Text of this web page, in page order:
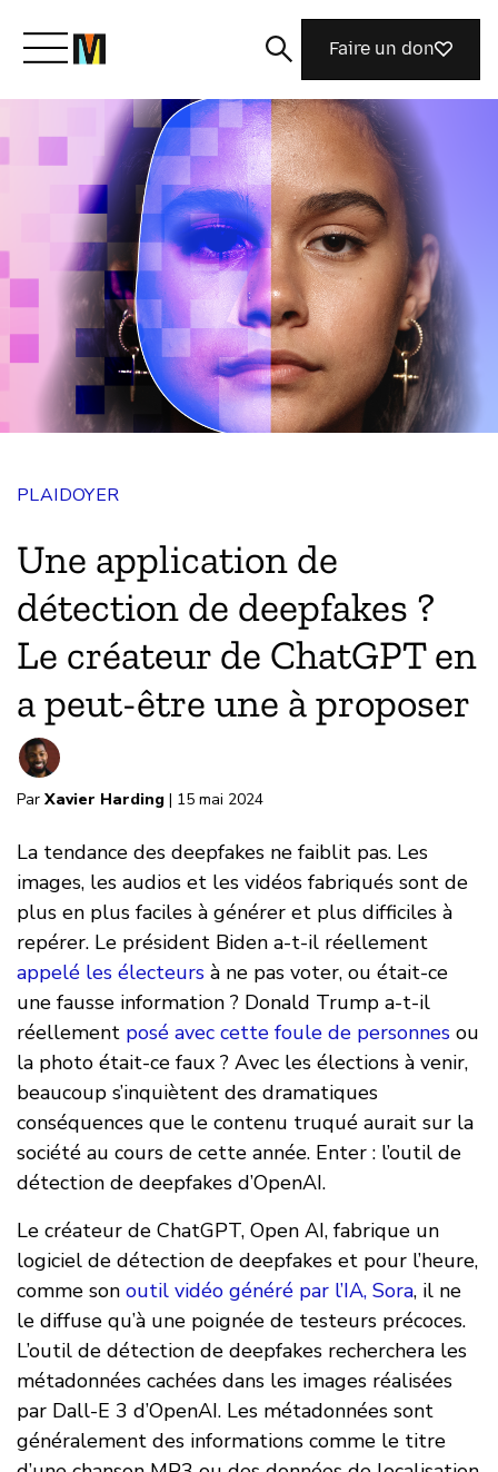
Découvrir Mozilla
Nos initiatives
Rejoignez-nous
Magazine
Faire un don
PLAIDOYER
Une application de
détection de deepfakes ?
Le créateur de ChatGPT en
a peut-être une à proposer
Par Xavier Harding | 15 mai 2024
La tendance des deepfakes ne faiblit pas. Les
images, les audios et les vidéos fabriqués sont de
plus en plus faciles à générer et plus difficiles à
repérer. Le président Biden a-t-il réellement
appelé les électeurs à ne pas voter, ou était-ce
une fausse information ? Donald Trump a-t-il
réellement posé avec cette foule de personnes ou
la photo était-ce faux ? Avec les élections à venir,
beaucoup s’inquiètent des dramatiques
conséquences que le contenu truqué aurait sur la
société au cours de cette année. Enter : l’outil de
détection de deepfakes d’OpenAI.
Le créateur de ChatGPT, Open AI, fabrique un
logiciel de détection de deepfakes et pour l’heure,
comme son outil vidéo généré par l’IA, Sora, il ne
le diffuse qu’à une poignée de testeurs précoces.
L’outil de détection de deepfakes recherchera les
métadonnées cachées dans les images réalisées
par Dall-E 3 d’OpenAI. Les métadonnées sont
généralement des informations comme le titre